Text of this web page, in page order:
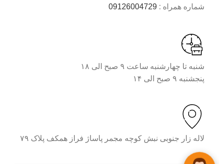
شماره همراه :09126004729
شنبه تا چهارشنبه ساعت ۹ صبح الی ۱۸
پنجشنبه ۹ صبح الی ۱۴
لاله زار جنوبی نبش کوچه مجمر پاساژ فراز همکف پلاک ۷۹